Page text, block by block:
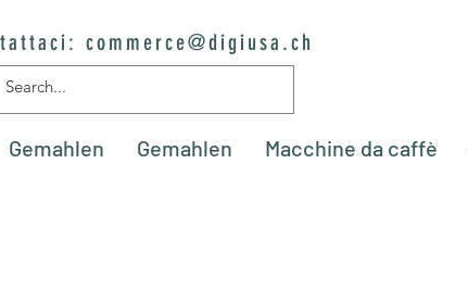
commerce@digiusa.ch
Gemahlen Gemahlen Macchine da caffè